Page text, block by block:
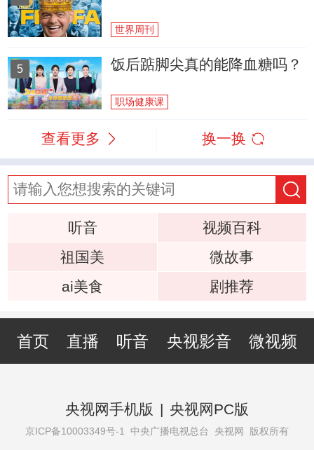
世界周刊
5 饭后踮脚尖真的能降血糖吗？
职场健康课
查看更多 换一换
听音
视频百科
祖国美
微故事
ai美食
剧推荐
首页 直播 听音 央视影音 微视频
央视网手机版 | 央视网PC版
京ICP备10003349号-1 中央广播电视总台 央视网 版权所有